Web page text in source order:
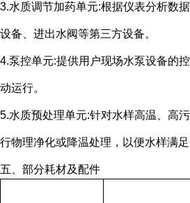
3.水质调节加药单元:根据仪表分析数
设备、进出水阀等第三方设备。
4.泵控单元:提供用户现场水泵设备的
动运行。
5.水质预处理单元:针对水样高温、高
行物理净化或降温处理，以便水样满足
五、部分耗材及配件